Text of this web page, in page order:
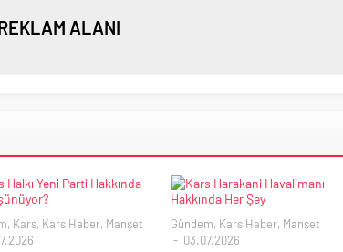
ALANI
, Kars, Kars Haber, Manşet
Gündem, Kars Haber, Manşet
03.07.2026